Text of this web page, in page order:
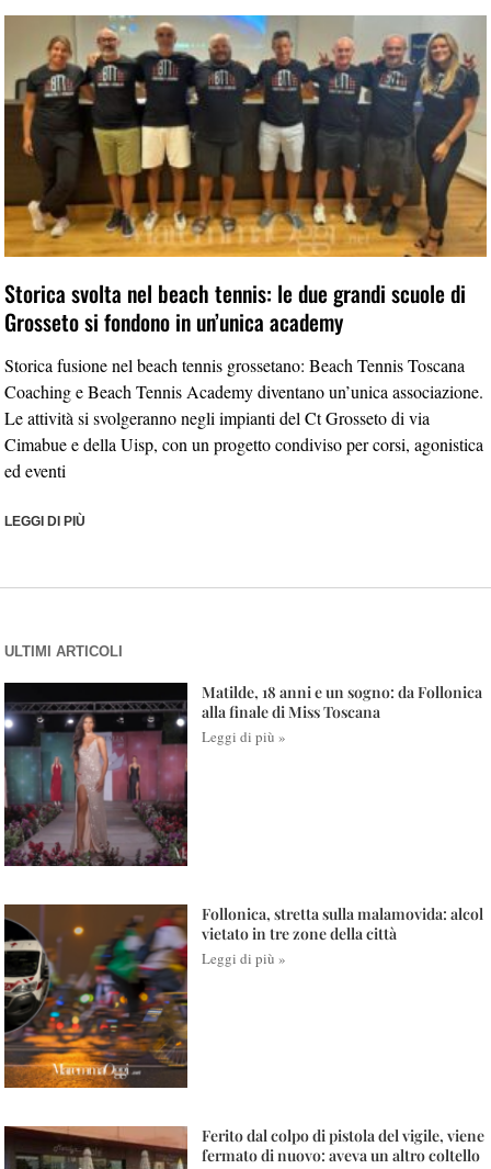
Storica svolta nel beach tennis: le due grandi scuole di
Grosseto si fondono in un’unica academy
Storica fusione nel beach tennis grossetano: Beach Tennis Toscana
Coaching e Beach Tennis Academy diventano un’unica associazione.
Le attività si svolgeranno negli impianti del Ct Grosseto di via
Cimabue e della Uisp, con un progetto condiviso per corsi, agonistica
ed eventi
LEGGI DI PIÙ
ULTIMI ARTICOLI
Matilde, 18 anni e un sogno: da Follonica
alla finale di Miss Toscana
Leggi di più »
Follonica, stretta sulla malamovida: alcol
vietato in tre zone della città
Leggi di più »
Ferito dal colpo di pistola del vigile, viene
fermato di nuovo: aveva un altro coltello